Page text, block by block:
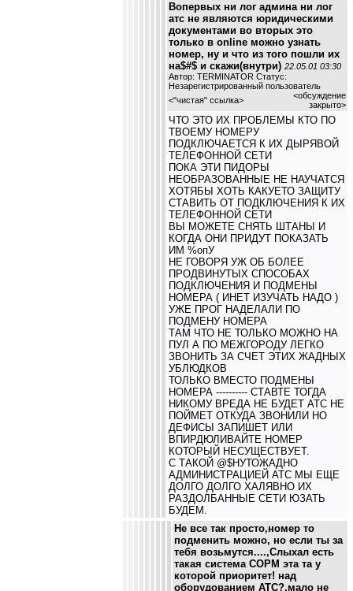
Вопервых ни лог админа ни лог
атс не являются юридическими
документами во вторых это
только в online можно узнать
номер, ну и что из того пошли их
на$#$ и скажи(внутри) 22.05.01 03:30
Автор: TERMINATOR Статус:
Незарегистрированный пользователь
<"чистая" ссылка>
<обсуждение
закрыто>
ЧТО ЭТО ИХ ПРОБЛЕМЫ КТО ПО
ТВОЕМУ НОМЕРУ
ПОДКЛЮЧАЕТСЯ К ИХ ДЫРЯВОЙ
ТЕЛЕФОННОЙ СЕТИ
ПОКА ЭТИ ПИДОРЫ
НЕОБРАЗОВАННЫЕ НЕ НАУЧАТСЯ
ХОТЯБЫ ХОТЬ КАКУЕТО ЗАЩИТУ
СТАВИТЬ ОТ ПОДКЛЮЧЕНИЯ К ИХ
ТЕЛЕФОННОЙ СЕТИ
ВЫ МОЖЕТЕ СНЯТЬ ШТАНЫ И
КОГДА ОНИ ПРИДУТ ПОКАЗАТЬ
ИМ %опУ
НЕ ГОВОРЯ УЖ ОБ БОЛЕЕ
ПРОДВИНУТЫХ СПОСОБАХ
ПОДКЛЮЧЕНИЯ И ПОДМЕНЫ
НОМЕРА ( ИНЕТ ИЗУЧАТЬ НАДО )
УЖЕ ПРОГ НАДЕЛАЛИ ПО
ПОДМЕНУ НОМЕРА
ТАМ ЧТО НЕ ТОЛЬКО МОЖНО НА
ПУЛ А ПО МЕЖГОРОДУ ЛЕГКО
ЗВОНИТЬ ЗА СЧЕТ ЭТИХ ЖАДНЫХ
УБЛЮДКОВ
ТОЛЬКО ВМЕСТО ПОДМЕНЫ
НОМЕРА ---------- СТАВТЕ ТОГДА
НИКОМУ ВРЕДА НЕ БУДЕТ АТС НЕ
ПОЙМЕТ ОТКУДА ЗВОНИЛИ НО
ДЕФИСЫ ЗАПИШЕТ ИЛИ
ВПИРДЮЛИВАЙТЕ НОМЕР
КОТОРЫЙ НЕСУЩЕСТВУЕТ.
С ТАКОЙ @$НУТОЖАДНО
АДМИНИСТРАЦИЕЙ АТС МЫ ЕЩЕ
ДОЛГО ДОЛГО ХАЛЯВНО ИХ
РАЗДОЛБАННЫЕ СЕТИ ЮЗАТЬ
БУДЕМ.
Не все так просто,номер то
подменить можно, но если ты за
тебя возьмутся....,Слыхал есть
такая система СОРМ эта та у
которой приоритет! над
оборудованием АТС?,мало не